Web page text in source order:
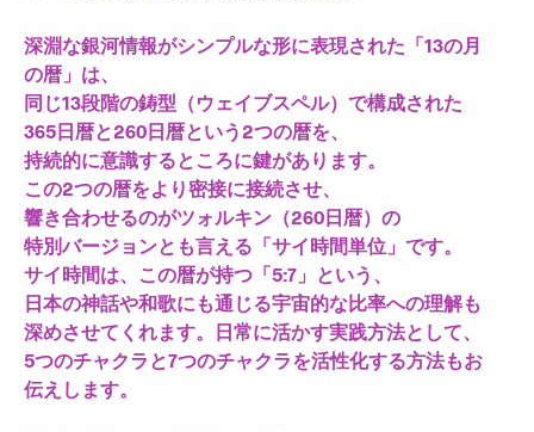
深淵な銀河情報がシンプルな形に表現された「13の月
の暦」は、
同じ13段階の鋳型（ウェイブスペル）で構成された
365日暦と260日暦という2つの暦を、
持続的に意識するところに鍵があります。
この2つの暦をより密接に接続させ、
響き合わせるのがツォルキン（260日暦）の
特別バージョンとも言える「サイ時間単位」です。
サイ時間は、この暦が持つ「5:7」という、
日本の神話や和歌にも通じる宇宙的な比率への理解も
深めさせてくれます。日常に活かす実践方法として、
5つのチャクラと7つのチャクラを活性化する方法もお
伝えします。